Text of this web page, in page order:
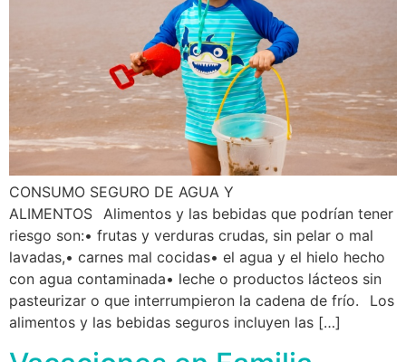
CONSUMO SEGURO DE AGUA Y
ALIMENTOS⠀Alimentos y las bebidas que podrían tener
riesgo son:• frutas y verduras crudas, sin pelar o mal
lavadas,• carnes mal cocidas• el agua y el hielo hecho
con agua contaminada• leche o productos lácteos sin
pasteurizar o que interrumpieron la cadena de frío.⠀Los
alimentos y las bebidas seguros incluyen las […]